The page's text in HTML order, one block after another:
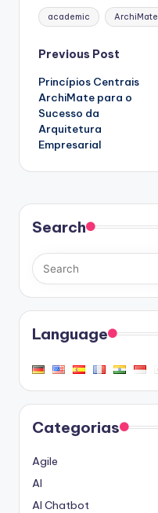
Tags:
academic ArchiMate
Post
navigation
Previous Post
Princípios Centrais
ArchiMate para o
Sucesso da
Arquitetura
Empresarial
Search
Language
Categorias
Agile
AI
AI Chatbot